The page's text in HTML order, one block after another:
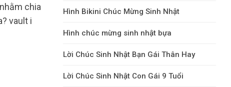
chia
vault i
Hình Bikini Chúc Mừng Sinh Nhật
Hình chúc mừng sinh nhật bựa
Lời Chúc Sinh Nhật Bạn Gái Thân Hay
Lời Chúc Sinh Nhật Con Gái 9 Tuổi